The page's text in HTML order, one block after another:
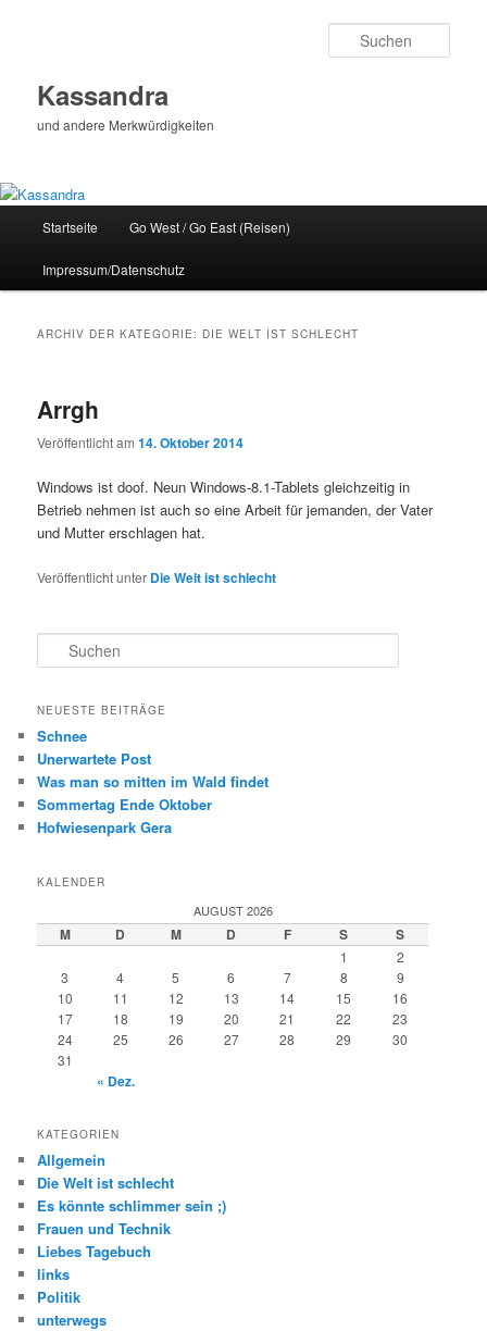
Kassandra
und andere Merkwürdigkeiten
Startseite Go West / Go East (Reisen)
Impressum/Datenschutz
ARCHIV DER KATEGORIE: DIE WELT IST SCHLECHT
Arrgh
Veröffentlicht am14. Oktober 2014
Windows ist doof. Neun Windows-8.1-Tablets gleichzeitig in
Betrieb nehmen ist auch so eine Arbeit für jemanden, der Vater
und Mutter erschlagen hat.
Veröffentlicht unter Die Welt ist schlecht
u
h
n
NEUESTE BEITRÄGE
Schnee
Unerwartete Post
Was man so mitten im Wald findet
Sommertag Ende Oktober
Hofwiesenpark Gera
KALENDER
AUGUST 2026
M D M D F S S
1
2
3
4 5 6 7 8
9
10
11 12 13 14 15
16
17
18 19 20 21 22
23
24
25 26 27 28 29
30
31
« Dez.
KATEGORIEN
Allgemein
Die Welt ist schlecht
Es könnte schlimmer sein ;)
Frauen und Technik
Liebes Tagebuch
links
Politik
unterwegs